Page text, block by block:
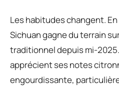
Les habitudes changent.
Sichuan gagne du terrain
traditionnel depuis mi-
apprécient ses notes
engourdissante,